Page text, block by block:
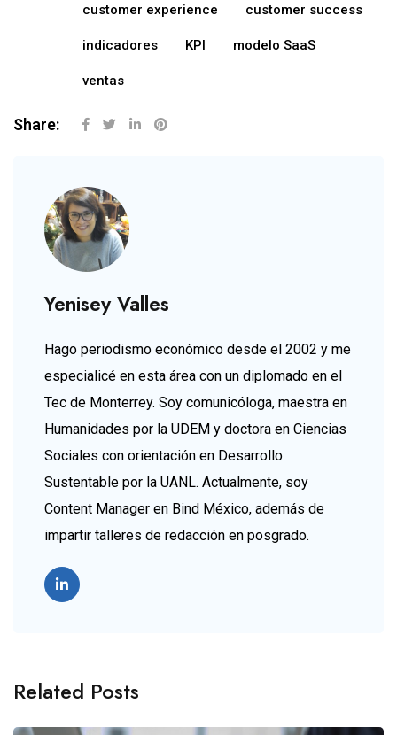
customer experience customer success
indicadores KPI modelo SaaS
ventas
Share:
Yenisey Valles
Hago periodismo económico desde el 2002 y me
especialicé en esta área con un diplomado en el
Tec de Monterrey. Soy comunicóloga, maestra en
Humanidades por la UDEM y doctora en Ciencias
Sociales con orientación en Desarrollo
Sustentable por la UANL. Actualmente, soy
Content Manager en Bind México, además de
impartir talleres de redacción en posgrado.
Related Posts